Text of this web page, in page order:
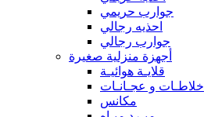
جوارب حريمي
احذيه رجالي
جوارب رجالي
أجهزة منزلية صغيرة
قلايـة هوائيـة
خلاطـات و عجـانـات
مكانس